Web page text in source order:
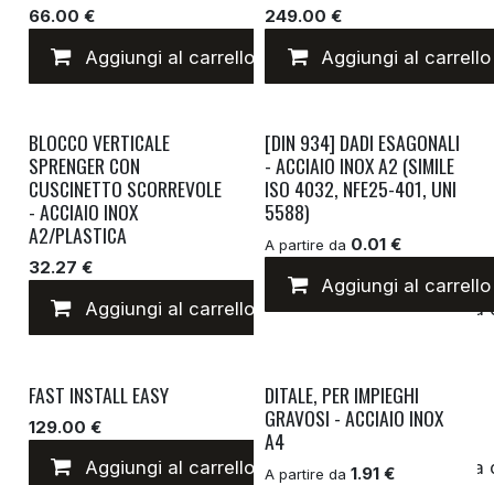
66.00 €
Aggiungi al carrello Aggiungi alla lista
249.00 €
Aggiungi al carrello
BLOCCO VERTICALE
SPRENGER CON
CUSCINETTO SCORREVOLE
- ACCIAIO INOX
A2/PLASTICA
32.27 €
Aggiungi al carrello Aggiungi alla lista
[DIN 934] DADI ESAGONALI
- ACCIAIO INOX A2 (SIMILE
ISO 4032, NFE25-401, UNI
5588)
A partire da 0.01 €
Aggiungi al carrello
FAST INSTALL EASY
129.00 €
Aggiungi al carrello Aggiungi alla lista
DITALE, PER IMPIEGHI
GRAVOSI - ACCIAIO INOX
A4
A partire da 1.91 €